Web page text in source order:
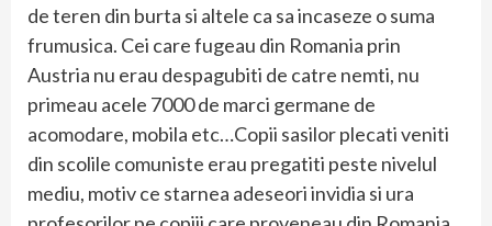
de teren din burta si altele ca sa incaseze o suma
frumusica. Cei care fugeau din Romania prin
Austria nu erau despagubiti de catre nemti, nu
primeau acele 7000 de marci germane de
acomodare, mobila etc…Copii sasilor plecati veniti
din scolile comuniste erau pregatiti peste nivelul
mediu, motiv ce starnea adeseori invidia si ura